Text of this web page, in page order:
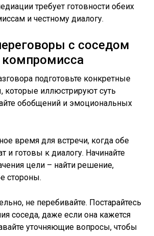
требует готовности обеих
и честному диалогу.
с соседом
компромисса
подготовьте конкретные
иллюстрируют суть
обобщений и эмоциональных
время для встречи, когда обе
и готовы к диалогу. Начинайте
цели – найти решение,
стороны.
не перебивайте. Постарайтесь
соседа, даже если она кажется
уточняющие вопросы, чтобы